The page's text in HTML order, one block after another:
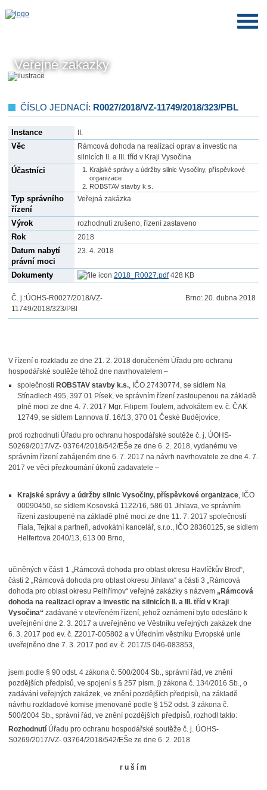
Veřejné zakázky
ČÍSLO JEDNACÍ: R0027/2018/VZ-11749/2018/323/PBL
Instance II.
Věc
Rámcová dohoda na realizaci oprav a investic na
silnicích II. a III. tříd v Kraji Vysočina
Účastníci
Krajské správy a údržby silnic Vysočiny, příspěvkové
organizace
ROBSTAV stavby k.s.
Typ správního
řízení
Veřejná zakázka
Výrok rozhodnutí zrušeno, řízení zastaveno
Rok 2018
Datum nabytí
právní moci
23. 4. 2018
Dokumenty 2018_R0027.pdf428 KB
Č. j.:ÚOHS-R0027/2018/VZ-
11749/2018/323/PBl
Brno: 20. dubna 2018
V řízení o rozkladu ze dne 21. 2. 2018 doručeném Úřadu pro ochranu
hospodářské soutěže téhož dne navrhovatelem –
společností ROBSTAV stavby k.s., IČO 27430774, se sídlem Na
Stínadlech 495, 397 01 Písek, ve správním řízení zastoupenou na základě
plné moci ze dne 4. 7. 2017 Mgr. Filipem Toulem, advokátem ev. č. ČAK
12749, se sídlem Lannova tř. 16/13, 370 01 České Budějovice,
proti rozhodnutí Úřadu pro ochranu hospodářské soutěže č. j. ÚOHS-
S0269/2017/VZ- 03764/2018/542/EŠe ze dne 6. 2. 2018, vydanému ve
správním řízení zahájeném dne 6. 7. 2017 na návrh navrhovatele ze dne 4. 7.
2017 ve věci přezkoumání úkonů zadavatele –
Krajské správy a údržby silnic Vysočiny, příspěvkové organizace, IČO
00090450, se sídlem Kosovská 1122/16, 586 01 Jihlava, ve správním
řízení zastoupené na základě plné moci ze dne 11. 7. 2017 společností
Fiala, Tejkal a partneři, advokátní kancelář, s.r.o., IČO 28360125, se sídlem
Helfertova 2040/13, 613 00 Brno,
učiněných v části 1 „Rámcová dohoda pro oblast okresu Havlíčkův Brod“,
části 2 „Rámcová dohoda pro oblast okresu Jihlava“ a části 3 „Rámcová
dohoda pro oblast okresu Pelhřimov“ veřejné zakázky s názvem „Rámcová
dohoda na realizaci oprav a investic na silnicích II. a III. tříd v Kraji
Vysočina“ zadávané v otevřeném řízení, jehož oznámení bylo odesláno k
uveřejnění dne 2. 3. 2017 a uveřejněno ve Věstníku veřejných zakázek dne
6. 3. 2017 pod ev. č. Z2017-005802 a v Úředním věstníku Evropské unie
uveřejněno dne 7. 3. 2017 pod ev. č. 2017/S 046-083853,
jsem podle § 90 odst. 4 zákona č. 500/2004 Sb., správní řád, ve znění
pozdějších předpisů, ve spojení s § 257 písm. j) zákona č. 134/2016 Sb., o
zadávání veřejných zakázek, ve znění pozdějších předpisů, na základě
návrhu rozkladové komise jmenované podle § 152 odst. 3 zákona č.
500/2004 Sb., správní řád, ve znění pozdějších předpisů, rozhodl takto:
RozhodnutíÚřadu pro ochranu hospodářské soutěže č. j. ÚOHS-
S0269/2017/VZ- 03764/2018/542/EŠe ze dne 6. 2. 2018
r u š í m